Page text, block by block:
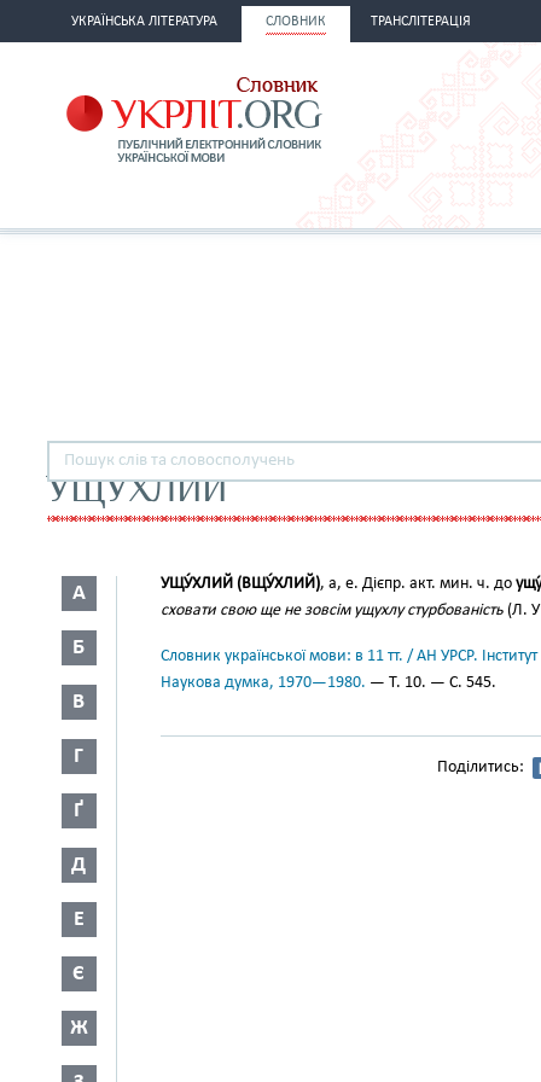
УКРАЇНСЬКА ЛІТЕРАТУРА СЛОВНИК ТРАНСЛІТЕРАЦІЯ
УЩУХЛИЙ
А
Б
В
Г
Ґ
Д
Е
Є
Ж
УЩУ́ХЛИЙ (ВЩУ́ХЛИЙ), а, е. Дієпр. акт. мин. ч. до
сховати свою ще не зовсім ущухлу стурбованість (Л.
Словник української мови: в 11 тт. / АН УРСР.
Наукова думка, 1970—1980. — Т. 10. — С. 545.
Поділитись: